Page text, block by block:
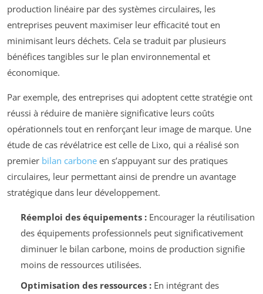
production linéaire par des systèmes circulaires, les
entreprises peuvent maximiser leur efficacité tout en
minimisant leurs déchets. Cela se traduit par plusieurs
bénéfices tangibles sur le plan environnemental et
économique.
Par exemple, des entreprises qui adoptent cette stratégie ont
réussi à réduire de manière significative leurs coûts
opérationnels tout en renforçant leur image de marque. Une
étude de cas révélatrice est celle de Lixo, qui a réalisé son
premier bilan carbone en s’appuyant sur des pratiques
circulaires, leur permettant ainsi de prendre un avantage
stratégique dans leur développement.
Réemploi des équipements :Encourager la réutilisation
des équipements professionnels peut significativement
diminuer le bilan carbone, moins de production signifie
moins de ressources utilisées.
Optimisation des ressources :En intégrant des